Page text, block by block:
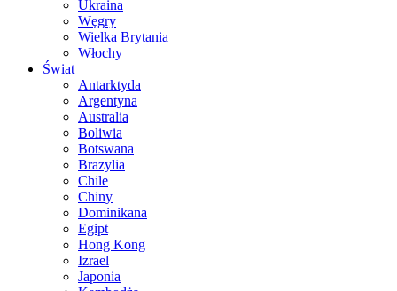
Ukraina
Węgry
Wielka Brytania
Włochy
Świat
Antarktyda
Argentyna
Australia
Boliwia
Botswana
Brazylia
Chile
Chiny
Dominikana
Egipt
Hong Kong
Izrael
Japonia